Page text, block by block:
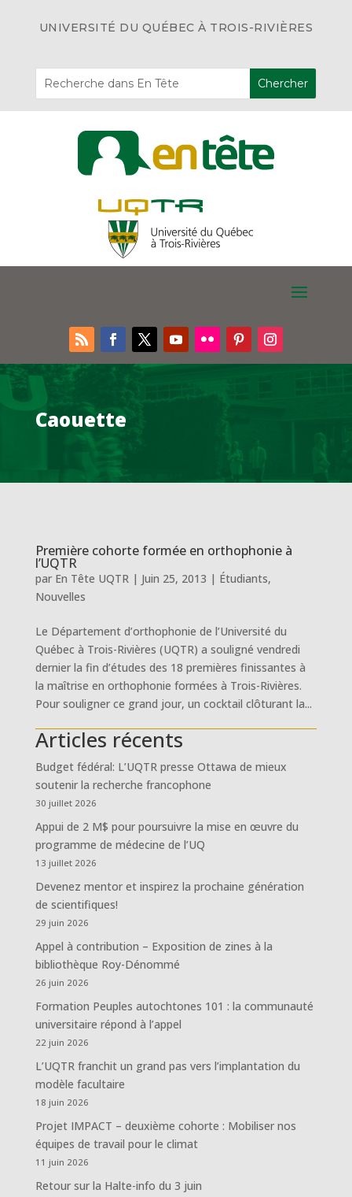
UNIVERSITÉ DU QUÉBEC À TROIS-RIVIÈRES
Caouette
Première cohorte formée en orthophonie à
l’UQTR
par En Tête UQTR| Juin 25, 2013 | Étudiants,
Nouvelles
Le Département d’orthophonie de l’Université du
Québec à Trois-Rivières (UQTR) a souligné vendredi
dernier la fin d’études des 18 premières finissantes à
la maîtrise en orthophonie formées à Trois-Rivières.
Pour souligner ce grand jour, un cocktail clôturant la...
Articles récents
Budget fédéral: L’UQTR presse Ottawa de mieux
soutenir la recherche francophone
30 juillet 2026
Appui de 2 M$ pour poursuivre la mise en œuvre du
programme de médecine de l’UQ
13 juillet 2026
Devenez mentor et inspirez la prochaine génération
de scientifiques!
29 juin 2026
Appel à contribution – Exposition de zines à la
bibliothèque Roy-Dénommé
26 juin 2026
Formation Peuples autochtones 101 : la communauté
universitaire répond à l’appel
22 juin 2026
L’UQTR franchit un grand pas vers l’implantation du
modèle facultaire
18 juin 2026
Projet IMPACT – deuxième cohorte : Mobiliser nos
équipes de travail pour le climat
11 juin 2026
Retour sur la Halte-info du 3 juin